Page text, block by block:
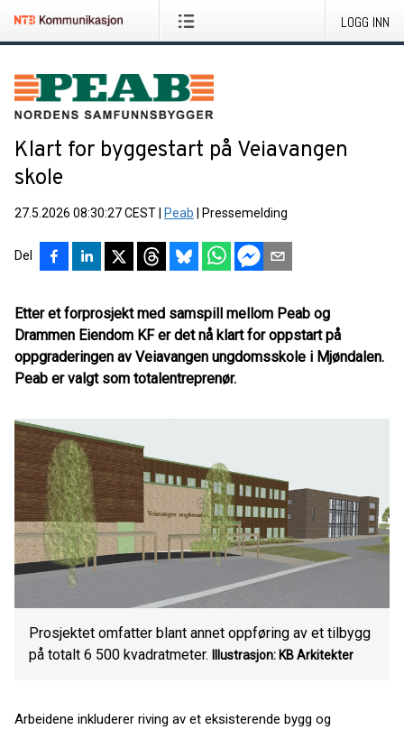
LOGG INN
Klart for byggestart på Veiavangen
skole
27.5.2026 08:30:27 CEST Peab Pressemelding
Del
Etter et forprosjekt med samspill mellom Peab og
Drammen Eiendom KF er det nå klart for oppstart på
oppgraderingen av Veiavangen ungdomsskole i Mjøndalen.
Peab er valgt som totalentreprenør.
Prosjektet omfatter blant annet oppføring av et tilbygg
på totalt 6 500 kvadratmeter.
Illustrasjon: KB Arkitekter
Arbeidene inkluderer riving av et eksisterende bygg og